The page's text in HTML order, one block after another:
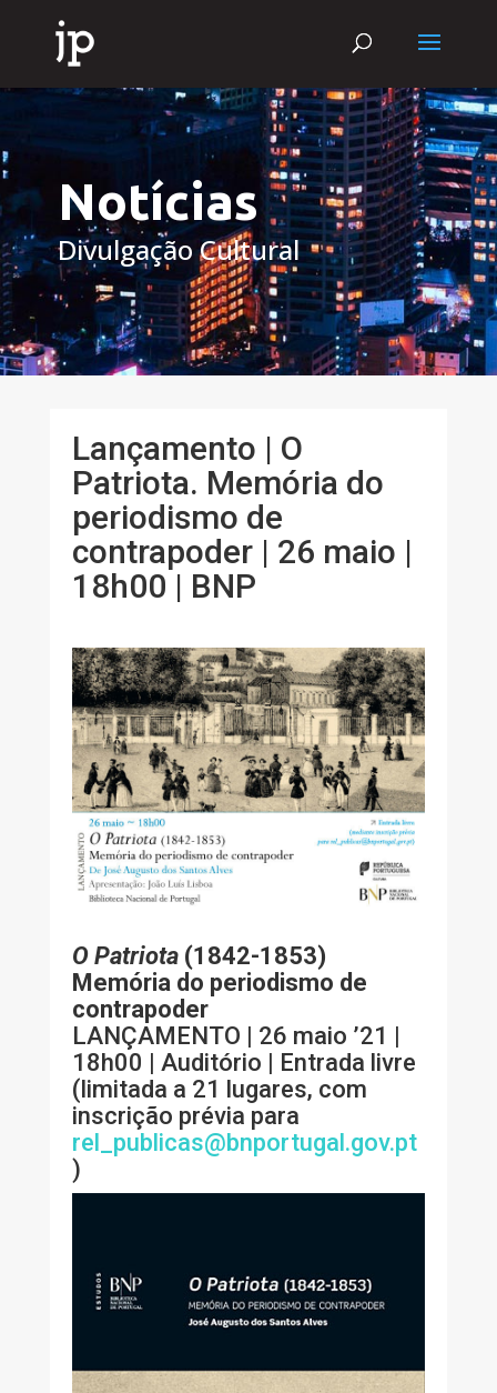
Notícias
Divulgação Cultural
Lançamento | O
Patriota. Memória do
periodismo de
contrapoder | 26 maio |
18h00 | BNP
O Patriota(1842-1853)
Memória do periodismo de
contrapoder
LANÇAMENTO | 26 maio ’21 |
18h00 | Auditório | Entrada livre
(limitada a 21 lugares, com
inscrição prévia para
rel_publicas@bnportugal.gov.pt
)